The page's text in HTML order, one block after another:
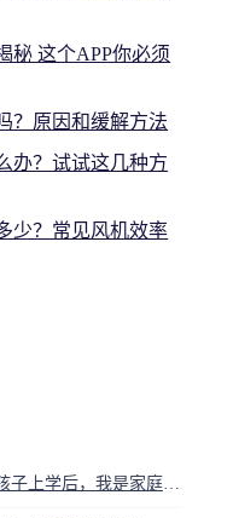
秘 这个APP你必须
？原因和缓解方法
办？试试这几种方
少？常见风机效率
住家教师白天在忙啥？孩子上学后，我是家庭运营官